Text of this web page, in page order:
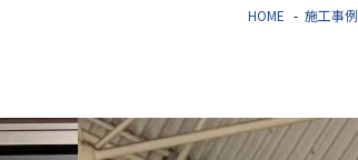
HOME 施工事例